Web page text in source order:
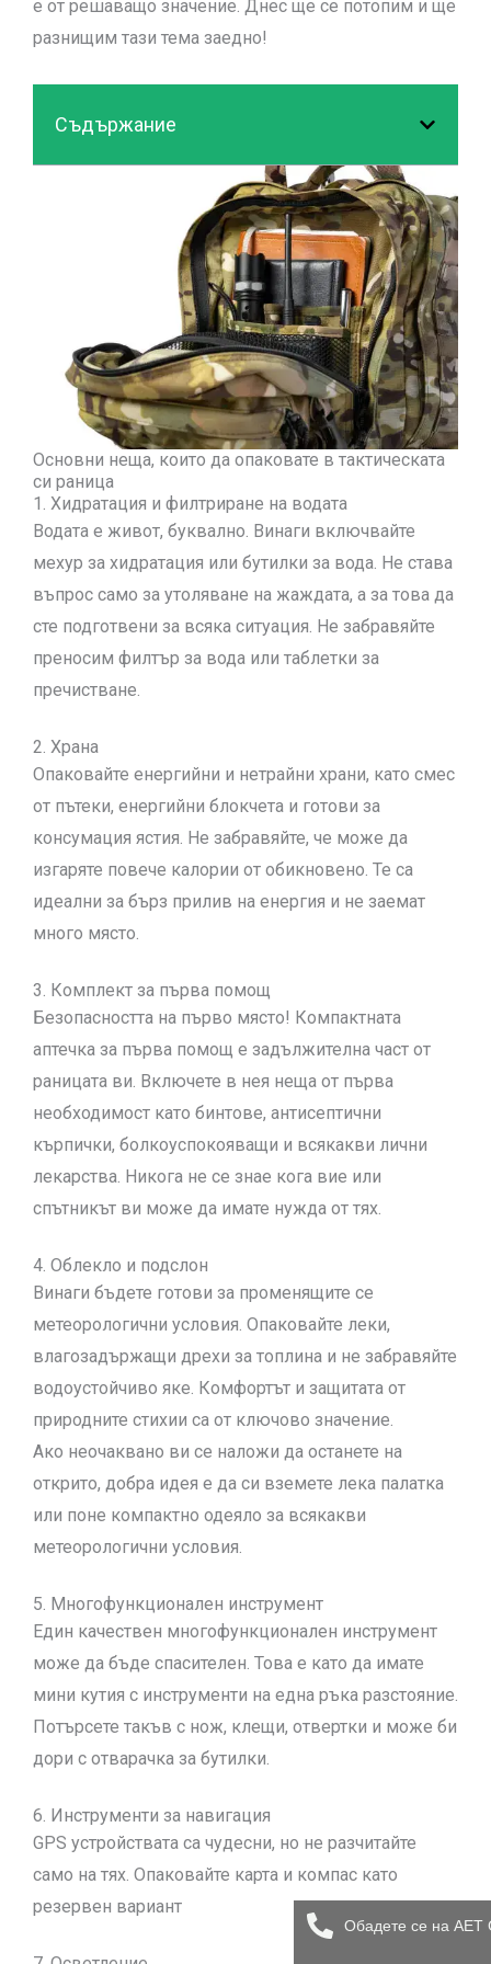
е от решаващо значение. Днес ще се потопим и ще
разнищим тази тема заедно!
Съдържание
Основни неща, които да опаковате в тактическата
си раница
1. Хидратация и филтриране на водата
Водата е живот, буквално. Винаги включвайте
мехур за хидратация или бутилки за вода. Не става
въпрос само за утоляване на жаждата, а за това да
сте подготвени за всяка ситуация. Не забравяйте
преносим филтър за вода или таблетки за
пречистване.
2. Храна
Опаковайте енергийни и нетрайни храни, като смес
от пътеки, енергийни блокчета и готови за
консумация ястия. Не забравяйте, че може да
изгаряте повече калории от обикновено. Те са
идеални за бърз прилив на енергия и не заемат
много място.
3. Комплект за първа помощ
Безопасността на първо място! Компактната
аптечка за първа помощ е задължителна част от
раницата ви. Включете в нея неща от първа
необходимост като бинтове, антисептични
кърпички, болкоуспокояващи и всякакви лични
лекарства. Никога не се знае кога вие или
спътникът ви може да имате нужда от тях.
4. Облекло и подслон
Винаги бъдете готови за променящите се
метеорологични условия. Опаковайте леки,
влагозадържащи дрехи за топлина и не забравяйте
водоустойчиво яке. Комфортът и защитата от
природните стихии са от ключово значение.
Ако неочаквано ви се наложи да останете на
открито, добра идея е да си вземете лека палатка
или поне компактно одеяло за всякакви
метеорологични условия.
5. Многофункционален инструмент
Един качествен многофункционален инструмент
може да бъде спасителен. Това е като да имате
мини кутия с инструменти на една ръка разстояние.
Потърсете такъв с нож, клещи, отвертки и може би
дори с отварачка за бутилки.
6. Инструменти за навигация
GPS устройствата са чудесни, но не разчитайте
само на тях. Опаковайте карта и компас като
резервен вариант
Обадете се на AET